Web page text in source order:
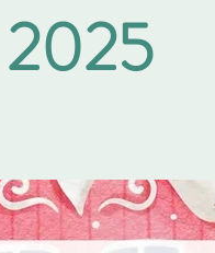
2025